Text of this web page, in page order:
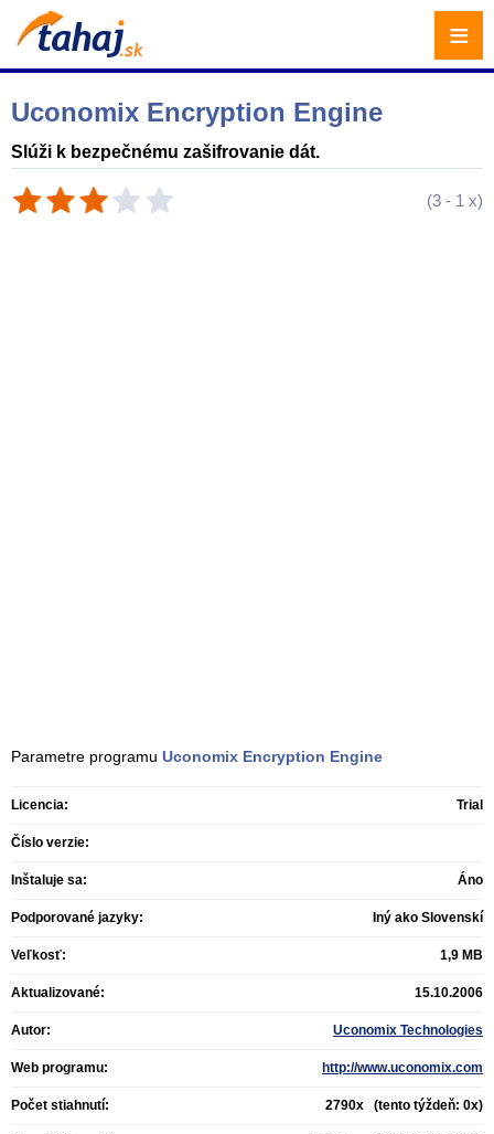
Uconomix Encryption Engine
Slúži k bezpečnému zašifrovanie dát.
(3 - 1 x)
Parametre programu Uconomix Encryption Engine
Licencia: Trial
Číslo verzie:
Inštaluje sa: Áno
Podporované jazyky: Iný ako Slovenskí
Veľkosť: 1,9 MB
Aktualizované: 15.10.2006
Autor: Uconomix Technologies
Web programu: http://www.uconomix.com
Počet stiahnutí: 2790x (tento týždeň: 0x)
≡